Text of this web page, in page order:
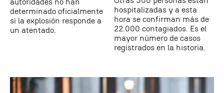
autoridades no han
determinado oficialmente
si la explosión responde a
un atentado.
hospitalizadas y a esta
hora se confirman más de
22.000 contagiados. Es el
mayor número de casos
registrados en la historia.